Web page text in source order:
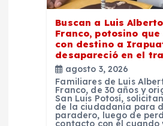
Buscan a Luis
Franco, potosino
con destino a
desapareció en el
agosto 3, 2026
Familiares de Luis
Franco, de 30 años y
San Luis Potosí,
de la ciudadanía para
paradero, luego de
contacto con él cuando